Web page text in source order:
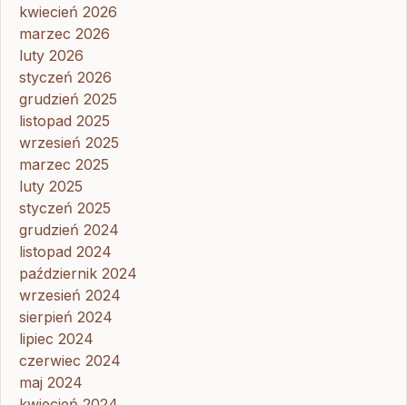
kwiecień 2026
marzec 2026
luty 2026
styczeń 2026
grudzień 2025
listopad 2025
wrzesień 2025
marzec 2025
luty 2025
styczeń 2025
grudzień 2024
listopad 2024
październik 2024
wrzesień 2024
sierpień 2024
lipiec 2024
czerwiec 2024
maj 2024